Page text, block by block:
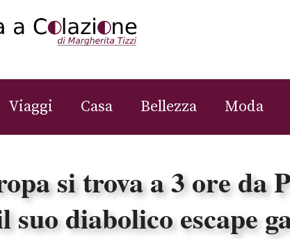
Viaggi Casa Bellezza Moda
si trova a 3 ore da
diabolico escape